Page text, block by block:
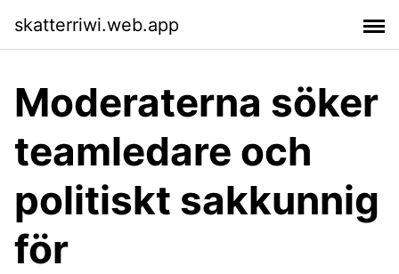
skatterriwi.web.app
Moderaterna söker
teamledare och
politiskt sakkunnig
för